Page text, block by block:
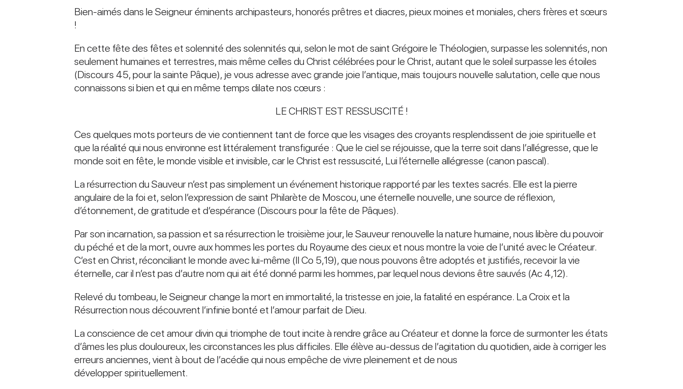
Bien-aimés dans le Seigneur éminents archipasteurs, honorés prêtres et diacres, pieux moines et moniales, chers frères et sœurs
!
En cette fête des fêtes et solennité des solennités qui, selon le mot de saint Grégoire le Théologien, surpasse les solennités, non
seulement humaines et terrestres, mais même celles du Christ célébrées pour le Christ, autant que le soleil surpasse les étoiles
(Discours 45, pour la sainte Pâque), je vous adresse avec grande joie l’antique, mais toujours nouvelle salutation, celle que nous
connaissons si bien et qui en même temps dilate nos cœurs :
LE CHRIST EST RESSUSCITÉ !
Ces quelques mots porteurs de vie contiennent tant de force que les visages des croyants resplendissent de joie spirituelle et
que la réalité qui nous environne est littéralement transfigurée : Que le ciel se réjouisse, que la terre soit dans l’allégresse, que le
monde soit en fête, le monde visible et invisible, car le Christ est ressuscité, Lui l’éternelle allégresse (canon pascal).
La résurrection du Sauveur n’est pas simplement un événement historique rapporté par les textes sacrés. Elle est la pierre
angulaire de la foi et, selon l’expression de saint Philarète de Moscou, une éternelle nouvelle, une source de réflexion,
d’étonnement, de gratitude et d’espérance (Discours pour la fête de Pâques).
Par son incarnation, sa passion et sa résurrection le troisième jour, le Sauveur renouvelle la nature humaine, nous libère du pouvoir
du péché et de la mort, ouvre aux hommes les portes du Royaume des cieux et nous montre la voie de l’unité avec le Créateur.
C’est en Christ, réconciliant le monde avec lui-même (II Co 5,19), que nous pouvons être adoptés et justifiés, recevoir la vie
éternelle, car il n’est pas d’autre nom qui ait été donné parmi les hommes, par lequel nous devions être sauvés (Ac 4,12).
Relevé du tombeau, le Seigneur change la mort en immortalité, la tristesse en joie, la fatalité en espérance. La Croix et la
Résurrection nous découvrent l’infinie bonté et l’amour parfait de Dieu.
La conscience de cet amour divin qui triomphe de tout incite à rendre grâce au Créateur et donne la force de surmonter les états
d’âmes les plus douloureux, les circonstances les plus difficiles. Elle élève au-dessus de l’agitation du quotidien, aide à corriger les
erreurs anciennes, vient à bout de l’acédie qui nous empêche de vivre pleinement et de nous
développer spirituellement.